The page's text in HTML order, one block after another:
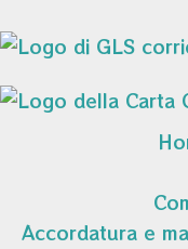
Accordatura e